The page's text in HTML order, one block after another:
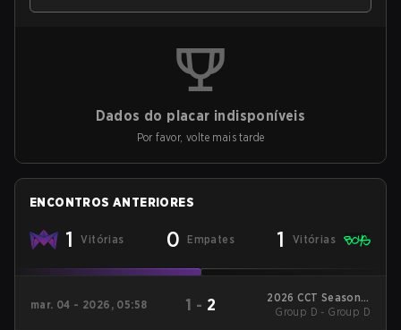
Dados do placar indisponíveis
Por favor, volte mais tarde
ENCONTROS ANTERIORES
1 Vitórias 0 Empates 1 Vitórias
mar. 04 - 2026, 05:58 1 - 2
2026 CCT Season 3
European Series #18
Group D - Group D